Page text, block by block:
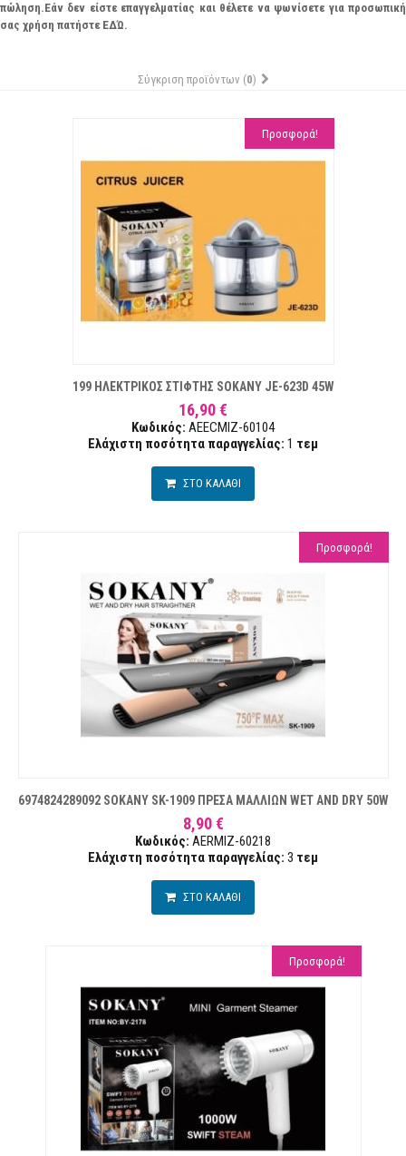
πώληση.Εάν δεν είστε επαγγελματίας και θέλετε να ψωνίσετε για προσωπική
σας χρήση πατήστε ΕΔΏ.
Σύγκριση προϊόντων (0)
Προσφορά!
199 ΗΛΕΚΤΡΙΚΟΣ ΣΤΙΦΤΗΣ SOKANY JE-623D 45W
16,90 €
Κωδικός: AEECMIZ-60104
Ελάχιστη ποσότητα παραγγελίας: 1 τεμ
ΣΤΟ ΚΑΛΑΘΙ
Προσφορά!
6974824289092 SOKANY SK-1909 ΠΡΕΣΑ ΜΑΛΛΙΩΝ WET AND DRY 50W
8,90 €
Κωδικός: AERMIZ-60218
Ελάχιστη ποσότητα παραγγελίας: 3 τεμ
ΣΤΟ ΚΑΛΑΘΙ
Προσφορά!